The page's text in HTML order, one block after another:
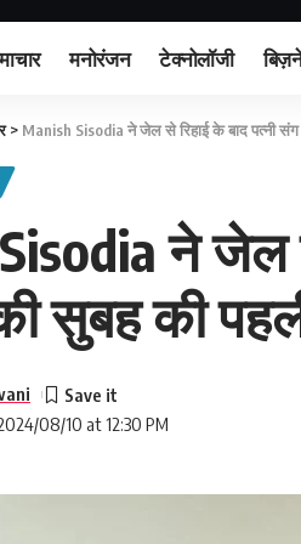
मनोरंजन टेक्नोलॉजी
> Manish Sisodia ने जेल से रिहाई के बाद पत्नी
ने जेल
सुबह की
08/10 at 12:30 PM